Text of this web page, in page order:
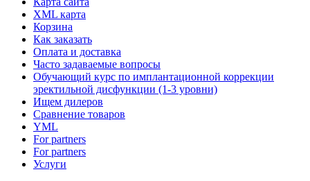
XML карта
Корзина
Как заказать
Оплата и доставка
Часто задаваемые вопросы
Обучающий курс по имплантационной коррекции
эректильной дисфункции (1-3 уровни)
Ищем дилеров
Сравнение товаров
YML
For partners
For partners
Услуги